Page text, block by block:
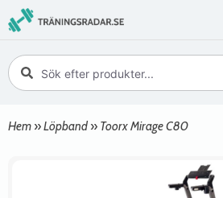
Hem »Löpband » Toorx Mirage C80